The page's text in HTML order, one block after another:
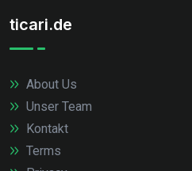
ticari.de
About Us
Unser Team
Kontakt
Terms